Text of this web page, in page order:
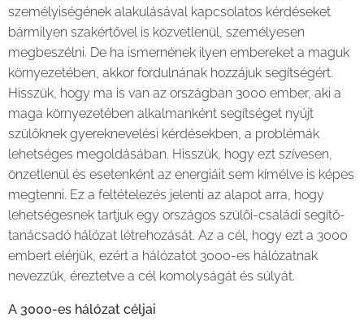
személyiségének alakulásával kapcsolatos kérdéseket
bármilyen szakértővel is közvetlenül, személyesen
megbeszélni. De ha ismernének ilyen embereket a maguk
környezetében, akkor fordulnának hozzájuk segítségért.
Hisszük, hogy ma is van az országban 3000 ember, aki a
maga környezetében alkalmanként segítséget nyújt
szülőknek gyereknevelési kérdésekben, a problémák
lehetséges megoldásában. Hisszük, hogy ezt szívesen,
önzetlenül és esetenként az energiáit sem kímélve is képes
megtenni. Ez a feltételezés jelenti az alapot arra, hogy
lehetségesnek tartjuk egy országos szülői-családi segítő-
tanácsadó hálózat létrehozását. Az a cél, hogy ezt a 3000
embert elérjük, ezért a hálózatot 3000-es hálózatnak
nevezzük, éreztetve a cél komolyságát és súlyát.
A 3000-es hálózat céljai